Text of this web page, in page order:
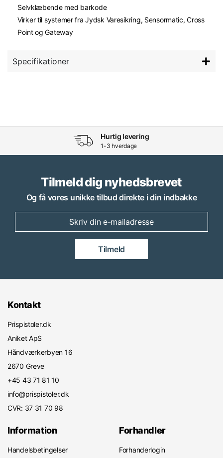
Selvklæbende med barkode
Virker til systemer fra Jydsk Varesikring, Sensormatic, Cross
Point og Gateway
Specifikationer
Hurtig levering
1-3 hverdage
Tilmeld dig nyhedsbrevet
Og få vores unikke tilbud direkte i din indbakke
Tilmeld
Kontakt
Prispistoler.dk
Aniket ApS
Håndværkerbyen 16
2670 Greve
+45 43 71 81 10
info@prispistoler.dk
CVR: 37 31 70 98
Information
Handelsbetingelser
Forhandler
Forhanderlogin